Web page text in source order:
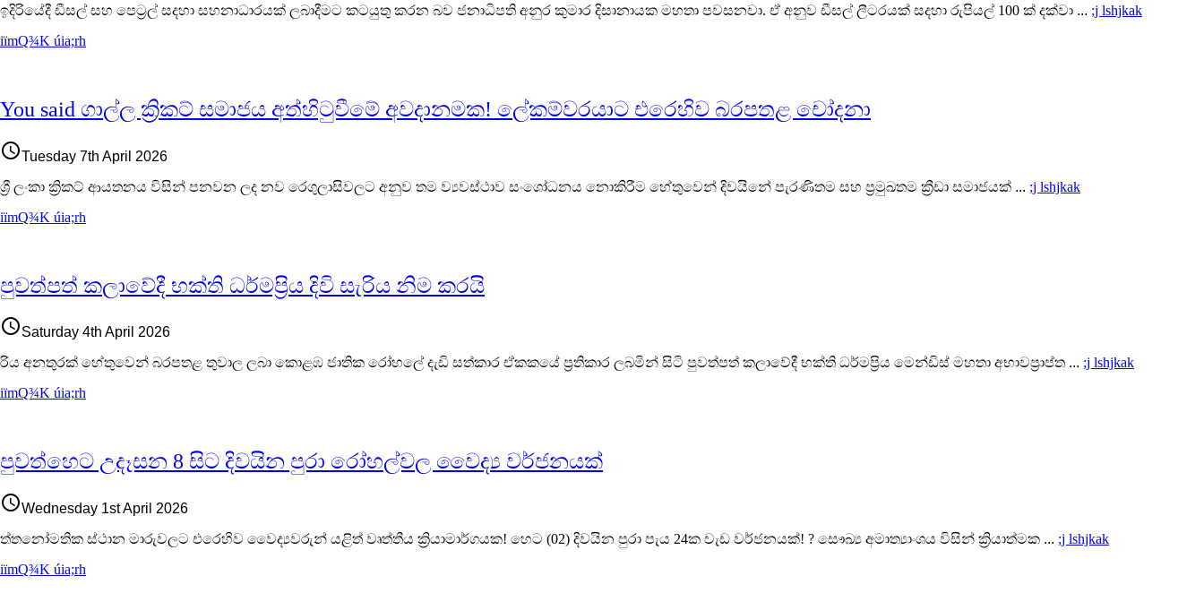
ඉදිරියේදී ඩීසල් සහ පෙට්‍රල් සදහා සහනාධාරයක් ලබාදීමට කටයුතු කරන බව ජනාධිපති අනුර කුමාර දිසානායක මහතා පවසනවා. ඒ අනුව ඩීසල් ලීටරයක් සදහා රුපියල් 100 ක් දක්වා ... ;j lshjkak
iïmQ¾K úia;rh
You said ගාල්ල ක්‍රිකට් සමාජය අත්හිටුවීමේ අවදානමක! ලේකම්වරයාට එරෙහිව බරපතළ චෝදනා
access_timeTuesday 7th April 2026
ශ්‍රී ලංකා ක්‍රිකට් ආයතනය විසින් පනවන ලද නව රෙගුලාසිවලට අනුව තම ව්‍යවස්ථාව සංශෝධනය නොකිරීම හේතුවෙන් දිවයිනේ පැරණිතම සහ ප්‍රමුඛතම ක්‍රීඩා සමාජයක් ... ;j lshjkak
iïmQ¾K úia;rh
පුවත්පත් කලාවේදී භක්ති ධර්මප්‍රිය දිවි සැරිය නිම කරයි
access_timeSaturday 4th April 2026
රිය අනතුරක් හේතුවෙන් බරපතළ තුවාල ලබා කොළඹ ජාතික රෝහලේ දැඩි සත්කාර ඒකකයේ ප්‍රතිකාර ලබමින් සිටි පුවත්පත් කලාවේදී භක්ති ධර්මප්‍රිය මෙන්ඩිස් මහතා අභාවප්‍රාප්ත ... ;j lshjkak
iïmQ¾K úia;rh
පුවත්හෙට උදෑසන 8 සිට දිවයින පුරා රෝහල්වල වෛද්‍ය වර්ජනයක්
access_timeWednesday 1st April 2026
ත්තනෝමතික ස්ථාන මාරුවලට එරෙහිව වෛද්‍යවරුන් යළිත් වෘත්තීය ක්‍රියාමාර්ගයක! හෙට (02) දිවයින පුරා පැය 24ක වැඩ වර්ජනයක්! ? සෞඛ්‍ය අමාත්‍යාංශය විසින් ක්‍රියාත්මක ... ;j lshjkak
iïmQ¾K úia;rh